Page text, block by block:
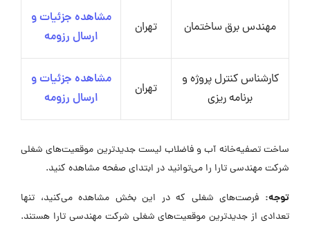
مهندس برق ساختمان تهران
مشاهده جزئیات و
ارسال رزومه
کارشناس کنترل پروژه و
برنامه ریزی
تهران
مشاهده جزئیات و
ارسال رزومه
ساخت تصفیه‌خانه آب و فاضلاب لیست جدیدترین موقعیت‌های شغلی
شرکت مهندسی تارا را می‌توانید در ابتدای صفحه مشاهده کنید.
توجه: فرصت‌های شغلی که در این بخش مشاهده می‌کنید، تنها
تعدادی از جدیدترین موقعیت‌های شغلی شرکت مهندسی تارا هستند.